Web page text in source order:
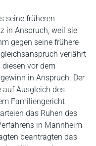
seine früheren
in Anspruch, weil sie
gegen seine frühere
verjährt
diesen vor dem
in Anspruch. Der
auf Ausgleich des
Familiengericht
das Ruhen des
in Mannheim
beantragten das